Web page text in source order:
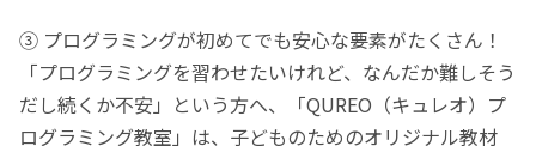
③ プログラミングが初めてでも安心な要素がたくさん！
「プログラミングを習わせたいけれど、なんだか難しそう
だし続くか不安」という方へ、「QUREO（キュレオ）プ
ログラミング教室」は、子どものためのオリジナル教材